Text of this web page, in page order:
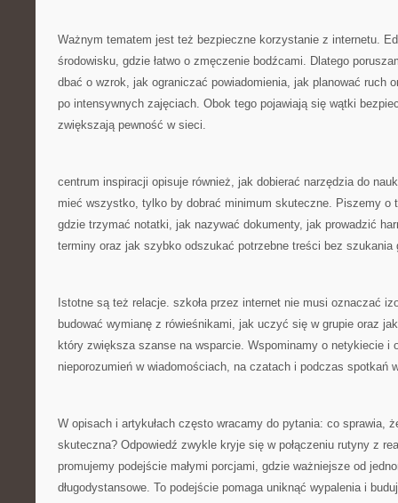
Ważnym tematem jest też bezpieczne korzystanie z internetu.
środowisku, gdzie łatwo o zmęczenie bodźcami. Dlatego
dbać o wzrok, jak ograniczać powiadomienia, jak planować ruch
po intensywnych zajęciach. Obok tego pojawiają się wątki
zwiększają pewność w sieci.
centrum inspiracji opisuje również, jak dobierać narzędzia do
mieć wszystko, tylko by dobrać minimum skuteczne. Piszemy o
gdzie trzymać notatki, jak nazywać dokumenty, jak prowadzić
terminy oraz jak szybko odszukać potrzebne treści bez szukania
Istotne są też relacje. szkoła przez internet nie musi oznaczać
budować wymianę z rówieśnikami, jak uczyć się w grupie oraz
który zwiększa szanse na wsparcie. Wspominamy o netykiecie i
nieporozumień w wiadomościach, na czatach i podczas spotkań
W opisach i artykułach często wracamy do pytania: co sprawia,
skuteczna? Odpowiedź zwykle kryje się w połączeniu rutyny z
promujemy podejście małymi porcjami, gdzie ważniejsze od
długodystansowe. To podejście pomaga uniknąć wypalenia i